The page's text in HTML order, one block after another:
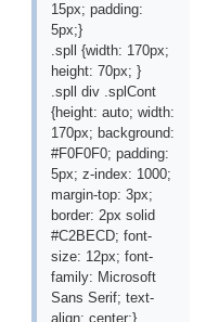
15px; padding:
5px;}
.spll {width: 170px;
height: 70px; }
.spll div .splCont
{height: auto; width:
170px; background:
#F0F0F0; padding:
5px; z-index: 1000;
margin-top: 3px;
border: 2px solid
#C2BECD; font-
size: 12px; font-
family: Microsoft
Sans Serif; text-
align: center;}